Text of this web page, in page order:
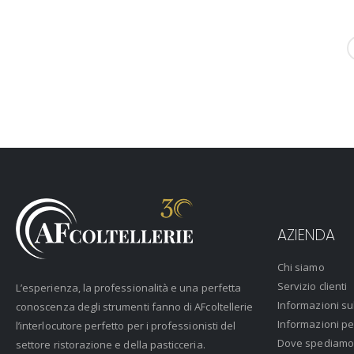
L’esperienza, la professionalità e una perfetta
conoscenza degli strumenti fanno di AFcoltellerie
l’interlocutore perfetto per i professionisti del
settore ristorazione e della pasticceria.
AZIENDA
Chi siamo
Servizio clienti
Informazioni
Informazioni
Dove spediamo